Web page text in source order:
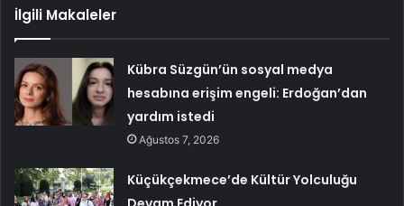
İlgili Makaleler
Kübra Süzgün’ün sosyal medya
hesabına erişim engeli: Erdoğan’dan
yardım istedi
Ağustos 7, 2026
Küçükçekmece’de Kültür Yolculuğu